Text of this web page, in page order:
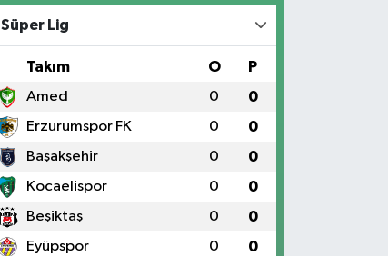
Süper Lig
Takım O P
Amed 0 0
Erzurumspor FK 0 0
Başakşehir 0 0
Kocaelispor 0 0
Beşiktaş 0 0
Eyüpspor 0 0